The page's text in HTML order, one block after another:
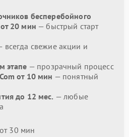
бесперебойного
20 мин — быстрый старт
всегда свежие акции и
этапе — прозрачный процесс
от 10 мин — понятный
до 12 мес. — любые
30 мин